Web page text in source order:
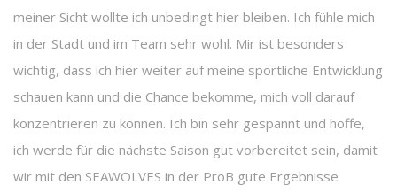
meiner Sicht wollte ich unbedingt hier bleiben. Ich fühle mich
in der Stadt und im Team sehr wohl. Mir ist besonders
wichtig, dass ich hier weiter auf meine sportliche Entwicklung
schauen kann und die Chance bekomme, mich voll darauf
konzentrieren zu können. Ich bin sehr gespannt und hoffe,
ich werde für die nächste Saison gut vorbereitet sein, damit
wir mit den SEAWOLVES in der ProB gute Ergebnisse